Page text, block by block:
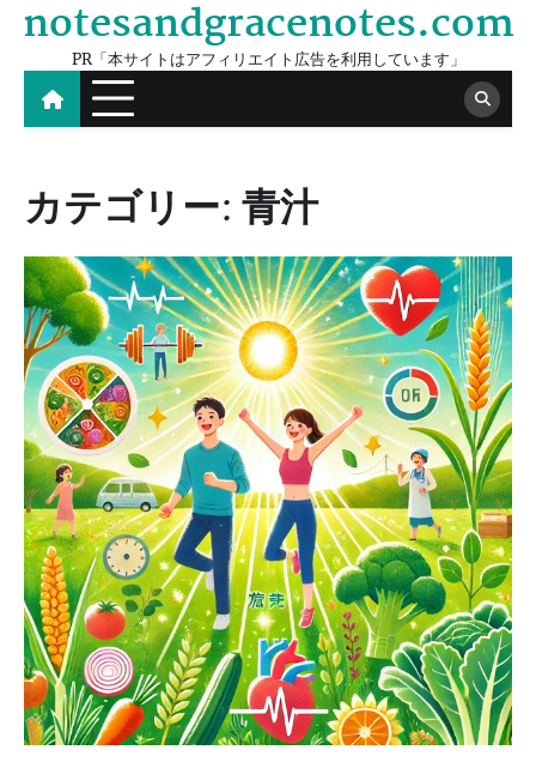
Skip
content
notesandgracenotes.com
PR「本サイトはアフィリエイト広告を利用しています」
カテゴリー:青汁